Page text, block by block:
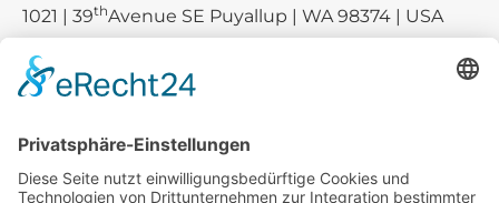
1021 | 39thAvenue SE Puyallup | WA 98374 | USA
Tel.:+1 253-867-57 35
Unternehmen